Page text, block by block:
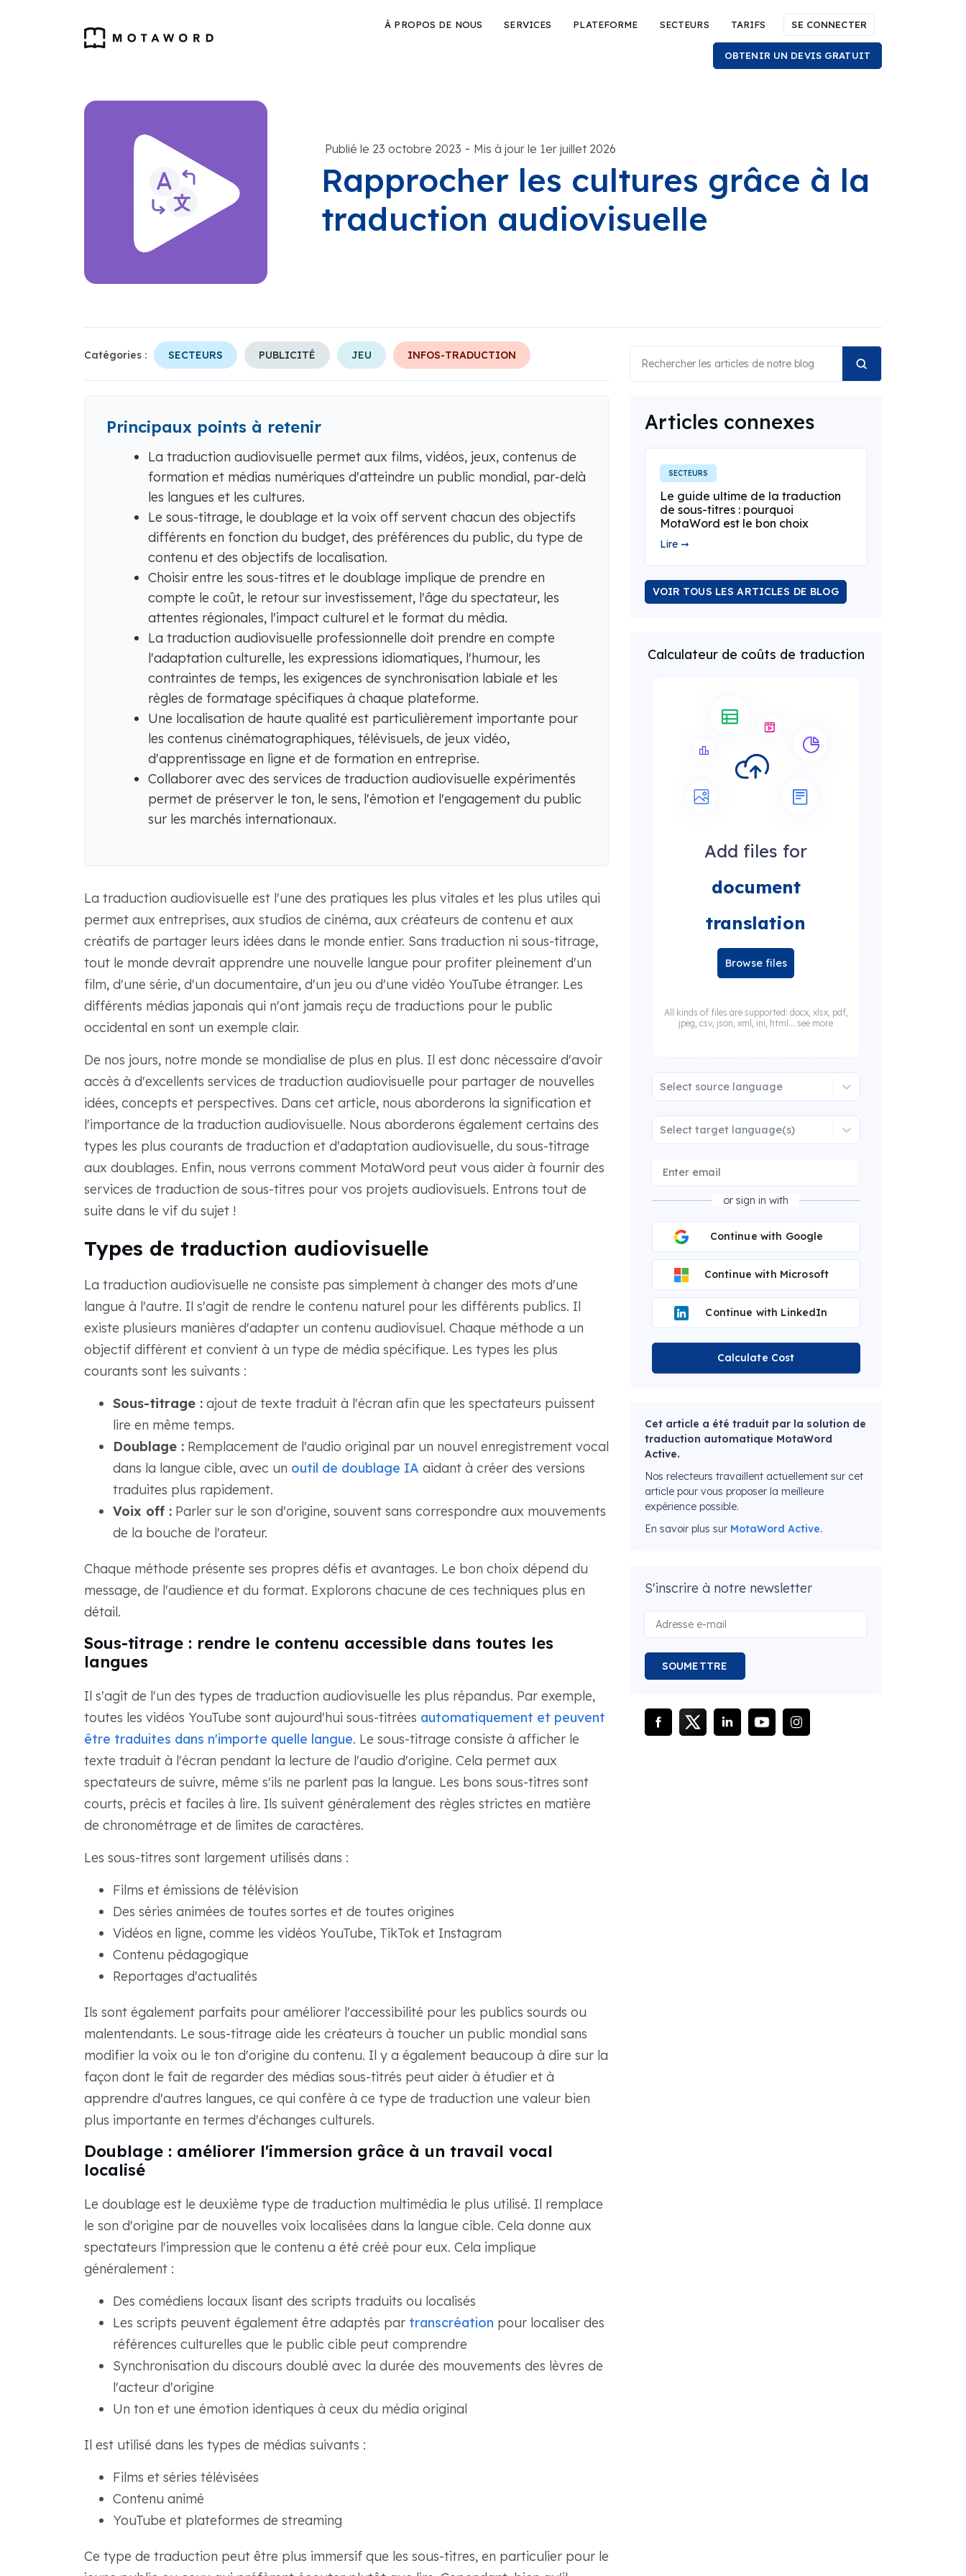
À PROPOS DE NOUS SERVICES PLATEFORME SECTEURS TARIFS SE CONNECTER
OBTENIR UN DEVIS GRATUIT
Publié le 23 octobre 2023 - Mis à jour le 1er juillet 2026
Rapprocher les cultures grâce à la
traduction audiovisuelle
Catégories : SECTEURS PUBLICITÉ JEU INFOS-TRADUCTION
Principaux points à retenir
La traduction audiovisuelle permet aux films, vidéos, jeux, contenus de
formation et médias numériques d'atteindre un public mondial, par-delà
les langues et les cultures.
Le sous-titrage, le doublage et la voix off servent chacun des objectifs
différents en fonction du budget, des préférences du public, du type de
contenu et des objectifs de localisation.
Choisir entre les sous-titres et le doublage implique de prendre en
compte le coût, le retour sur investissement, l'âge du spectateur, les
attentes régionales, l'impact culturel et le format du média.
La traduction audiovisuelle professionnelle doit prendre en compte
l'adaptation culturelle, les expressions idiomatiques, l'humour, les
contraintes de temps, les exigences de synchronisation labiale et les
règles de formatage spécifiques à chaque plateforme.
Une localisation de haute qualité est particulièrement importante pour
les contenus cinématographiques, télévisuels, de jeux vidéo,
d'apprentissage en ligne et de formation en entreprise.
Collaborer avec des services de traduction audiovisuelle expérimentés
permet de préserver le ton, le sens, l'émotion et l'engagement du public
sur les marchés internationaux.
La traduction audiovisuelle est l'une des pratiques les plus vitales et les plus utiles qui
permet aux entreprises, aux studios de cinéma, aux créateurs de contenu et aux
créatifs de partager leurs idées dans le monde entier. Sans traduction ni sous-titrage,
tout le monde devrait apprendre une nouvelle langue pour profiter pleinement d'un
film, d'une série, d'un documentaire, d'un jeu ou d'une vidéo YouTube étranger. Les
différents médias japonais qui n'ont jamais reçu de traductions pour le public
occidental en sont un exemple clair.
De nos jours, notre monde se mondialise de plus en plus. Il est donc nécessaire d'avoir
accès à d'excellents services de traduction audiovisuelle pour partager de nouvelles
idées, concepts et perspectives. Dans cet article, nous aborderons la signification et
l'importance de la traduction audiovisuelle. Nous aborderons également certains des
types les plus courants de traduction et d'adaptation audiovisuelle, du sous-titrage
aux doublages. Enfin, nous verrons comment MotaWord peut vous aider à fournir des
services de traduction de sous-titres pour vos projets audiovisuels. Entrons tout de
suite dans le vif du sujet !
Types de traduction audiovisuelle
La traduction audiovisuelle ne consiste pas simplement à changer des mots d'une
langue à l'autre. Il s'agit de rendre le contenu naturel pour les différents publics. Il
existe plusieurs manières d'adapter un contenu audiovisuel. Chaque méthode a un
objectif différent et convient à un type de média spécifique. Les types les plus
courants sont les suivants :
Sous-titrage :ajout de texte traduit à l'écran afin que les spectateurs puissent
lire en même temps.
Doublage :Remplacement de l'audio original par un nouvel enregistrement vocal
dans la langue cible, avec un outil de doublage IA aidant à créer des versions
traduites plus rapidement.
Voix off :Parler sur le son d'origine, souvent sans correspondre aux mouvements
de la bouche de l'orateur.
Chaque méthode présente ses propres défis et avantages. Le bon choix dépend du
message, de l'audience et du format. Explorons chacune de ces techniques plus en
détail.
Sous-titrage : rendre le contenu accessible dans toutes les
langues
Il s'agit de l'un des types de traduction audiovisuelle les plus répandus. Par exemple,
toutes les vidéos YouTube sont aujourd'hui sous-titrées automatiquement et peuvent
être traduites dans n'importe quelle langue. Le sous-titrage consiste à afficher le
texte traduit à l'écran pendant la lecture de l'audio d'origine. Cela permet aux
spectateurs de suivre, même s'ils ne parlent pas la langue. Les bons sous-titres sont
courts, précis et faciles à lire. Ils suivent généralement des règles strictes en matière
de chronométrage et de limites de caractères.
Les sous-titres sont largement utilisés dans :
Films et émissions de télévision
Des séries animées de toutes sortes et de toutes origines
Vidéos en ligne, comme les vidéos YouTube, TikTok et Instagram
Contenu pédagogique
Reportages d'actualités
Ils sont également parfaits pour améliorer l'accessibilité pour les publics sourds ou
malentendants. Le sous-titrage aide les créateurs à toucher un public mondial sans
modifier la voix ou le ton d'origine du contenu. Il y a également beaucoup à dire sur la
façon dont le fait de regarder des médias sous-titrés peut aider à étudier et à
apprendre d'autres langues, ce qui confère à ce type de traduction une valeur bien
plus importante en termes d'échanges culturels.
Doublage : améliorer l'immersion grâce à un travail vocal
localisé
Le doublage est le deuxième type de traduction multimédia le plus utilisé. Il remplace
le son d'origine par de nouvelles voix localisées dans la langue cible. Cela donne aux
spectateurs l'impression que le contenu a été créé pour eux. Cela implique
généralement :
Des comédiens locaux lisant des scripts traduits ou localisés
Les scripts peuvent également être adaptés par transcréation pour localiser des
références culturelles que le public cible peut comprendre
Synchronisation du discours doublé avec la durée des mouvements des lèvres de
l'acteur d'origine
Un ton et une émotion identiques à ceux du média original
Il est utilisé dans les types de médias suivants :
Films et séries télévisées
Contenu animé
YouTube et plateformes de streaming
Ce type de traduction peut être plus immersif que les sous-titres, en particulier pour le
Articles connexes
SECTEURS
Le guide ultime de la traduction
de sous-titres : pourquoi
MotaWord est le bon choix
Lire ➞
VOIR TOUS LES ARTICLES DE BLOG
Calculateur de coûts de traduction
Add files for
document
translation
Browse files
All kinds of files are supported: docx, xlsx, pdf,
jpeg, csv, json, xml, ini, html... see more
Select source language
Select target language(s)
or sign in with
Continue with Google
Continue with Microsoft
Continue with LinkedIn
Calculate Cost
Cet article a été traduit par la solution de
traduction automatique MotaWord
Active.
Nos relecteurs travaillent actuellement sur cet
article pour vous proposer la meilleure
expérience possible.
En savoir plus sur MotaWord Active.
S'inscrire à notre newsletter
SOUMETTRE